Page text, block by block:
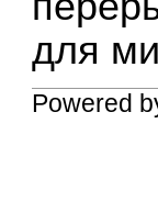
для
Powered